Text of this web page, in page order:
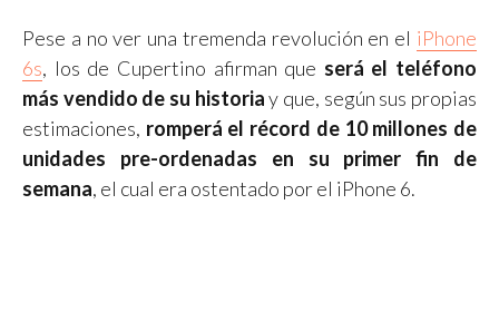
Pese a no ver una tremenda revolución en el iPhone
6s, los de Cupertino afirman que será el teléfono
más vendido de su historiay que, según sus propias
estimaciones, romperá el récord de 10 millones de
unidades pre-ordenadas en su primer fin de
semana, el cual era ostentado por el iPhone 6.